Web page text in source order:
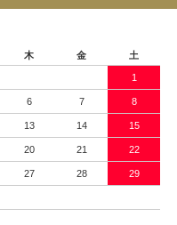
木 金 土
1
6 7 8
13 14 15
20 21 22
27 28 29